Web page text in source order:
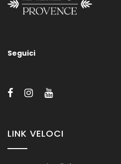
Contattateci per informazioni su
Seguici
LINK VELOCI